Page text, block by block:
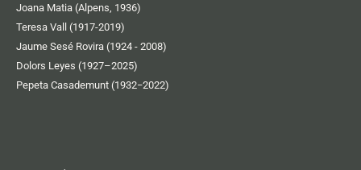
Joana Matia (Alpens, 1936)
Teresa Vall (1917-2019)
Jaume Sesé Rovira (1924 - 2008)
Dolors Leyes (1927–2025)
Pepeta Casademunt (1932−2022)